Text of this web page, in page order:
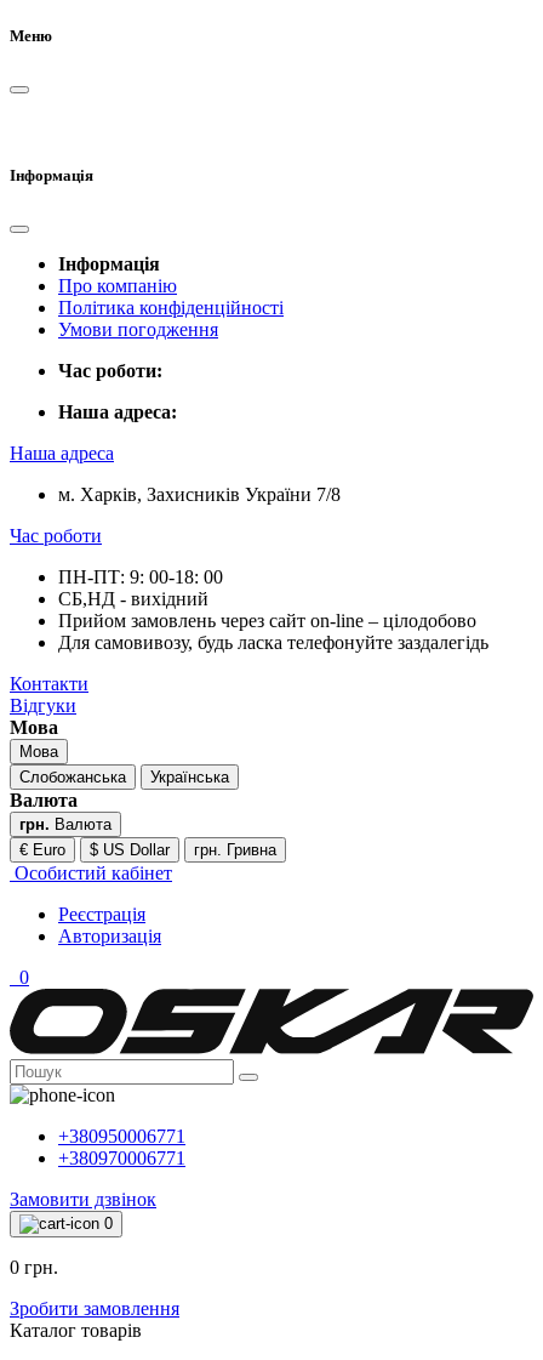
Меню
Інформація
Інформація
Про компанію
Політика конфіденційності
Умови погодження
Час роботи:
Наша адреса:
Наша адреса
м. Харків, Захисників України 7/8
Час роботи
ПН-ПТ: 9: 00-18: 00
СБ,НД - вихідний
Прийом замовлень через сайт on-line – цілодобово
Для самовивозу, будь ласка телефонуйте заздалегідь
Контакти
Відгуки
Мова
Мова
Слобожанська
Українська
Валюта
грн. Валюта
€ Euro
$ US Dollar грн. Гривна
Особистий кабінет
Реєстрація
Авторизація
0
+380950006771
+380970006771
Замовити дзвінок
0
0 грн.
Зробити замовлення
Каталог товарiв